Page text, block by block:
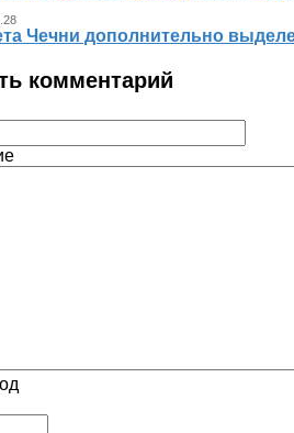
Чечни дополнительно
комментарий